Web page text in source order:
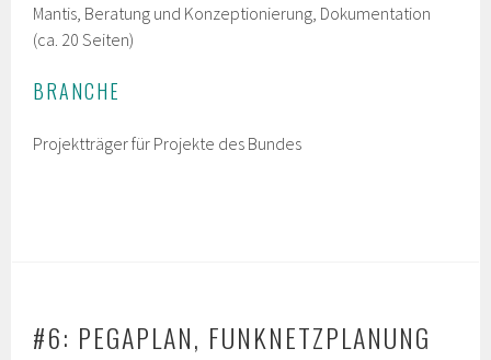
Mantis, Beratung und Konzeptionierung, Dokumentation
(ca. 20 Seiten)
BRANCHE
Projektträger für Projekte des Bundes
#6: PEGAPLAN, FUNKNETZPLANUNG